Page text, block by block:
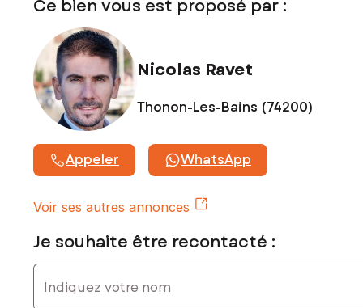
exposé sont disponibles sur le site Géorisques :
www.georisques.gouv.fr
Prix de vente : 84 900 €
Honoraires charge vendeur
Contactez votre conseiller SAFTI : Nicolas RAVET, Tél. : 06
12 25 88 67, E-mail : nicolas.ravet@safti.fr - EI - Agent
commercial immatriculé au RSAC de THONON LES BAINS
Ce bien vous est proposé par :
Nicolas Ravet
Thonon-Les-Bains (74200)
Appeler WhatsApp
Voir ses autres annonces
Je souhaite être recontacté :
Indiquez votre nom